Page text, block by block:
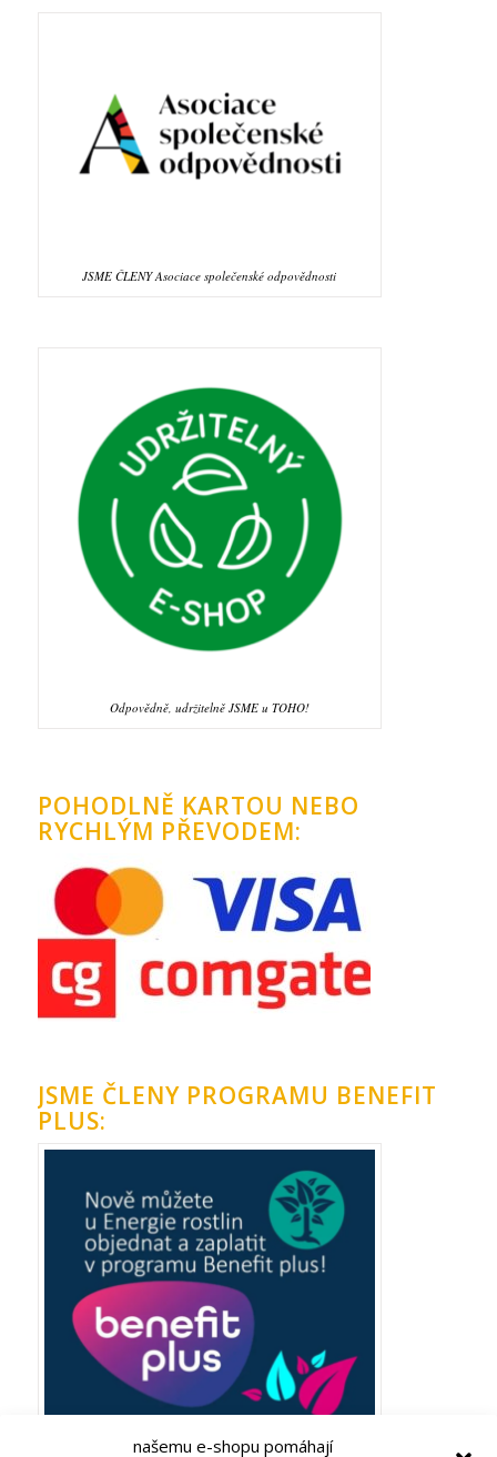
našemu e-shopu pomáhají
JSME ČLENY Asociace společenské odpovědnosti
Odpovědně, udržitelně JSME u TOHO!
POHODLNĚ KARTOU NEBO
RYCHLÝM PŘEVODEM:
JSME ČLENY PROGRAMU BENEFIT
PLUS: